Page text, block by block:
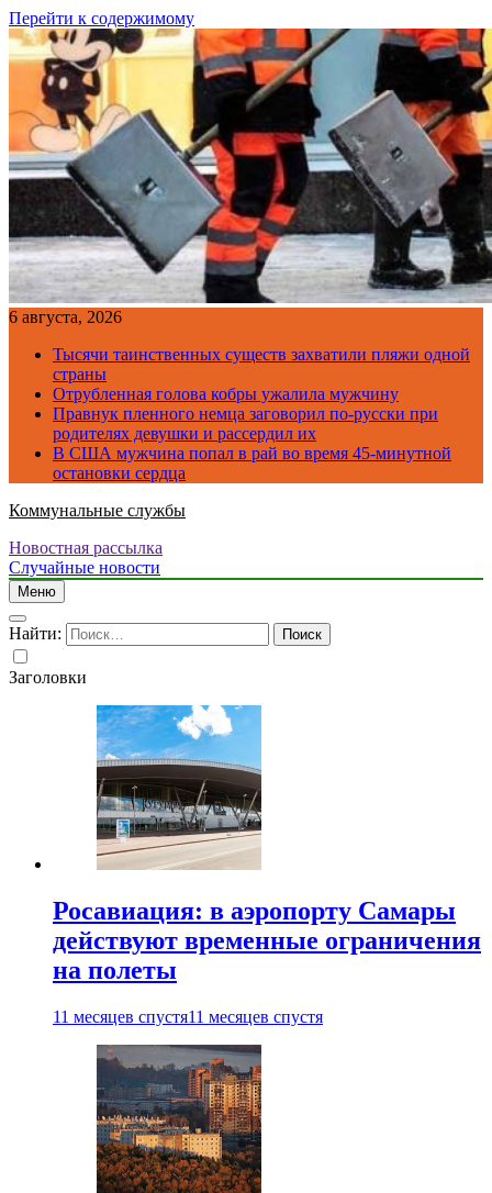
Перейти к содержимому
6 августа, 2026
Тысячи таинственных существ захватили пляжи одной
страны
Отрубленная голова кобры ужалила мужчину
Правнук пленного немца заговорил по-русски при
родителях девушки и рассердил их
В США мужчина попал в рай во время 45-минутной
остановки сердца
Коммунальные службы
Новостная рассылка
Случайные новости
Меню
Найти:
Заголовки
Росавиация: в аэропорту Самары
действуют временные ограничения
на полеты
11 месяцев спустя11 месяцев спустя